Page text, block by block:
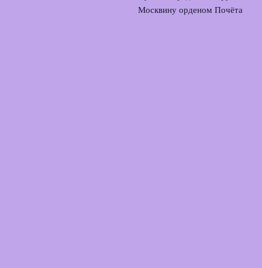
Москвину орденом Почёта